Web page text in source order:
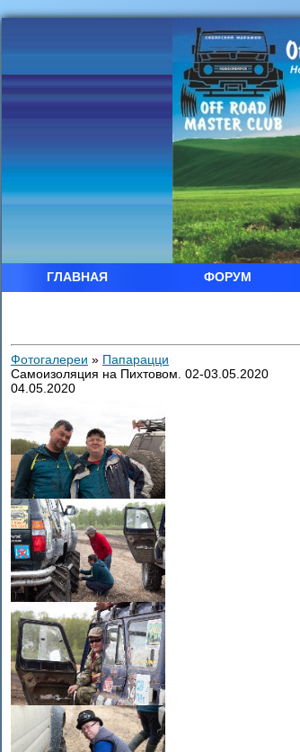
ГЛАВНАЯ ФОРУМ
Фотогалереи » Папарацци
Самоизоляция на Пихтовом. 02-03.05.2020
04.05.2020